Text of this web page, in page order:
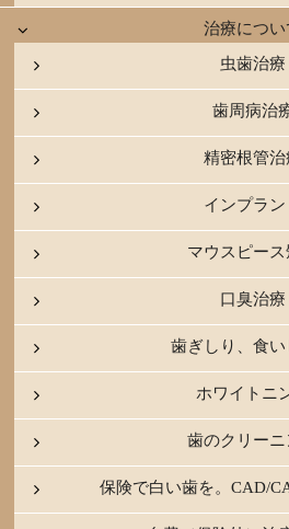
治療につい
虫歯治療
歯周病治
精密根管治
インプラン
マウスピース
口臭治療
歯ぎしり、食い
ホワイトニ
歯のクリー
保険で白い歯を。CAD/